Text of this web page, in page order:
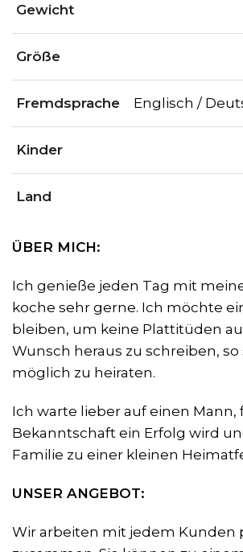
Gewicht
Größe
Fremdsprache Englisch /
Kinder
Land
ÜBER MICH:
Ich genieße jeden Tag mit
koche sehr gerne. Ich möchte
bleiben, um keine Plattitüden
Wunsch heraus zu schreiben,
möglich zu heiraten.
Ich warte lieber auf einen Mann,
Bekanntschaft ein Erfolg wird
Familie zu einer kleinen
UNSER ANGEBOT:
Wir arbeiten mit jedem Kunden